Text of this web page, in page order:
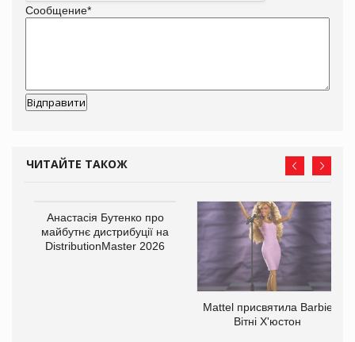
Сообщение*
ЧИТАЙТЕ ТАКОЖ
Анастасія Бутенко про
майбутнє дистрибуції на
DistributionMaster 2026
Mattel присвятила Barbie
Вітні Х'юстон